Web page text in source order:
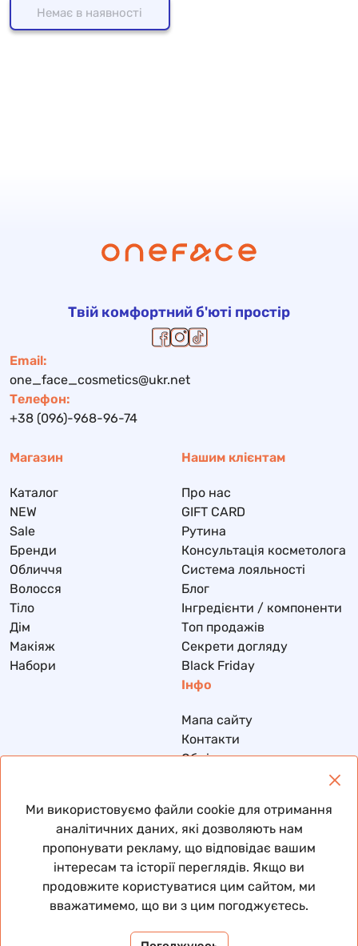
Немає в наявності
Твій комфортний б'юті простір
Email:
one_face_cosmetics@ukr.net
Телефон:
+38 (096)-968-96-74
Магазин
Каталог
NEW
Sale
Бренди
Обличчя
Волосся
Тіло
Дім
Макіяж
Набори
Нашим клієнтам
Про нас
GIFT CARD
Рутина
Консультація косметолога
Система лояльності
Блог
Інгредієнти / компоненти
Топ продажів
Секрети догляду
Black Friday
Інфо
Мапа сайту
Контакти
Обмін та повернення
Договір публічної оферти
© 2026 Всі права захищені
Ми використовуємо файли cookie для отримання
аналітичних даних, які дозволяють нам
пропонувати рекламу, що відповідає вашим
інтересам та історії переглядів. Якщо ви
продовжите користуватися цим сайтом, ми
вважатимемо, що ви з цим погоджуєтесь.